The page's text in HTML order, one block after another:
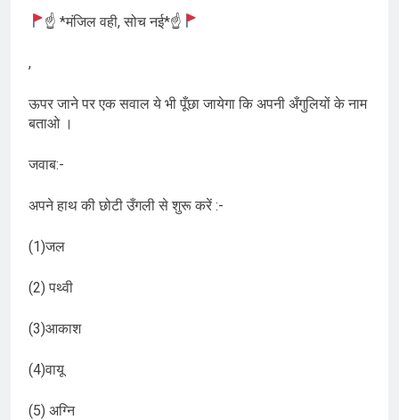
☝ *मंजिल वही, सोच नई*☝
,
ऊपर जाने पर एक सवाल ये भी पूँछा जायेगा कि अपनी अँगुलियों के नाम
बताओ ।
जवाब:-
अपने हाथ की छोटी उँगली से शुरू करें :-
(1)जल
(2) पथ्वी
(3)आकाश
(4)वायू
(5) अग्नि